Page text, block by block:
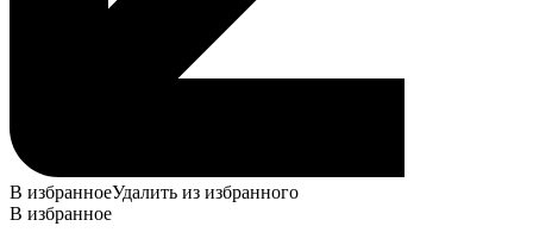
В избранноеУдалить из избранного
В избранное